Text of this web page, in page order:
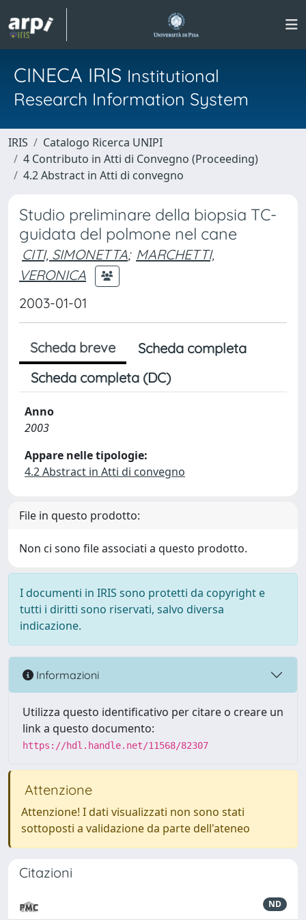
CINECA IRIS Institutional
Research Information System
IRIS
Catalogo Ricerca UNIPI
4 Contributo in Atti di Convegno (Proceeding)
4.2 Abstract in Atti di convegno
Studio preliminare della biopsia TC-
guidata del polmone nel cane
CITI, SIMONETTA; MARCHETTI,
VERONICA
2003-01-01
Scheda breve
Scheda completa
Scheda completa (DC)
Anno
2003
Appare nelle tipologie:
4.2 Abstract in Atti di convegno
File in questo prodotto:
Non ci sono file associati a questo prodotto.
I documenti in IRIS sono protetti da copyright e
tutti i diritti sono riservati, salvo diversa
indicazione.
Informazioni
Utilizza questo identificativo per citare o creare un
link a questo documento:
https://hdl.handle.net/11568/82307
Attenzione
Attenzione! I dati visualizzati non sono stati
sottoposti a validazione da parte dell'ateneo
Citazioni
ND